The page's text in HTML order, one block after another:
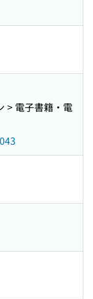
> 電子書籍・電